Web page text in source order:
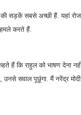
की सड़कें सबसे अच्छी हैं. यहां
करते हैं.
हैं कि राहुल को भाषण देना
सवाल पूछूंगा. मैं नरेंद्र मोदी